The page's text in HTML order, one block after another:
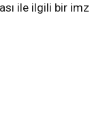
ile ilgili bir